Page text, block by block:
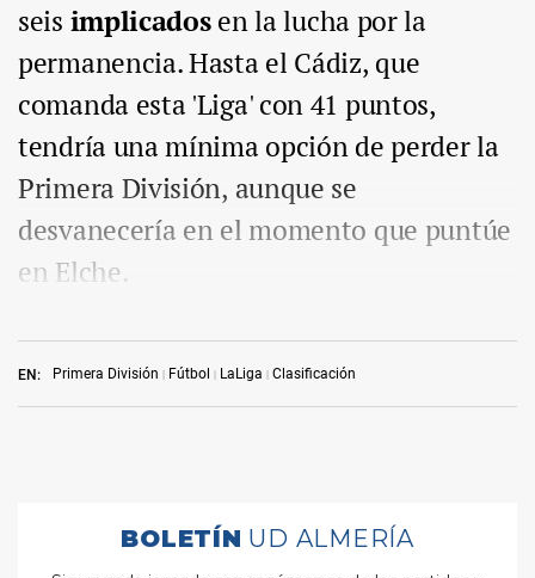
EN: Primera División Fútbol LaLiga Clasificación
seis implicadosen la lucha por la
permanencia. Hasta el Cádiz, que
comanda esta 'Liga' con 41 puntos,
tendría una mínima opción de perder la
Primera División, aunque se
desvanecería en el momento que puntúe
en Elche.